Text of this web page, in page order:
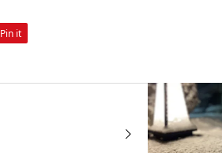
Pin it